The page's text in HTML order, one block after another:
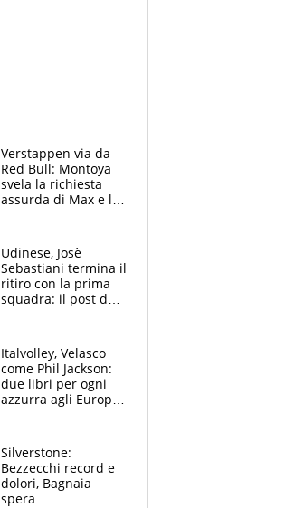
Verstappen via da
Red Bull: Montoya
svela la richiesta
assurda di Max e lo
McLaren siano
meglio?”
Udinese, Josè
Sebastiani termina il
ritiro con la prima
squadra: il post del
sfondo
Italvolley, Velasco
come Phil Jackson:
due libri per ogni
azzurra agli Europei.
Silverstone:
Bezzecchi record e
dolori, Bagnaia
spera